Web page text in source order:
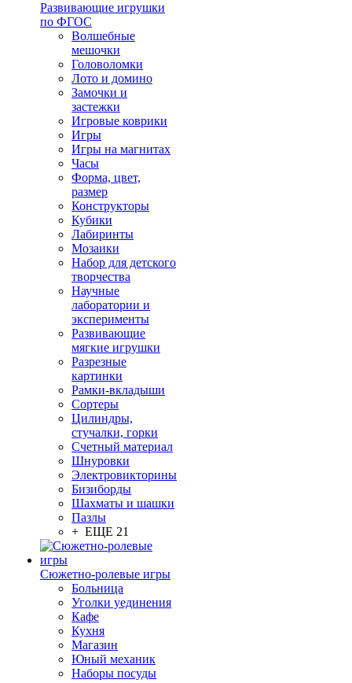
Развивающие игрушки
по ФГОС
Волшебные
мешочки
Головоломки
Лото и домино
Замочки и
застежки
Игровые коврики
Игры
Игры на магнитах
Часы
Форма, цвет,
размер
Конструкторы
Кубики
Лабиринты
Мозаики
Набор для детского
творчества
Научные
лаборатории и
эксперименты
Развивающие
мягкие игрушки
Разрезные
картинки
Рамки-вкладыши
Сортеры
Цилиндры,
стучалки, горки
Счетный материал
Шнуровки
Электровикторины
Бизиборды
Шахматы и шашки
Пазлы
+ ЕЩЕ 21
Сюжетно-ролевые игры
Больница
Уголки уединения
Кафе
Кухня
Магазин
Юный механик
Наборы посуды